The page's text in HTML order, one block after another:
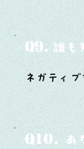
Q9. 誰も
ネガティブ
Q10. あ